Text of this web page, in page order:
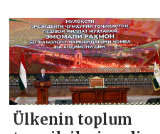
İmamali Rahmon
ile Duşanbe’de baş
başa bir görüşme
gerçekleştirdi.
Ülkenin toplum